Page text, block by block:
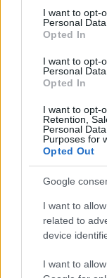
consent section.
I want to opt-
Personal Data.
Opted In
I want to opt-
Personal
Opted In
I want to opt-
Retention,
Personal
Purposes for
Opted Out
Google
I want to
related to
device
I want to
Continua a
NEWS
CSI Bergamo: Tra